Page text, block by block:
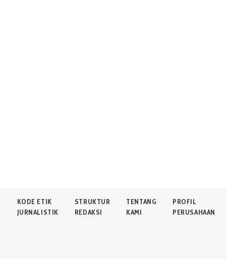
KODE ETIK
JURNALISTIK
STRUKTUR
REDAKSI
TENTANG
KAMI
PROFIL
PERUSAHAAN